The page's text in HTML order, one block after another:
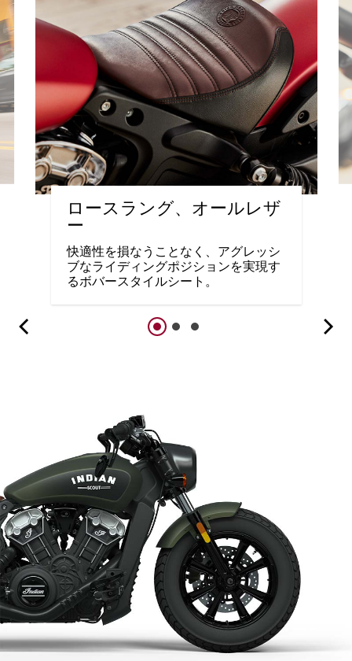
ロースラング、オールレザ
ー
快適性を損なうことなく、アグレッシ
ブなライディングポジションを実現す
るボバースタイルシート。